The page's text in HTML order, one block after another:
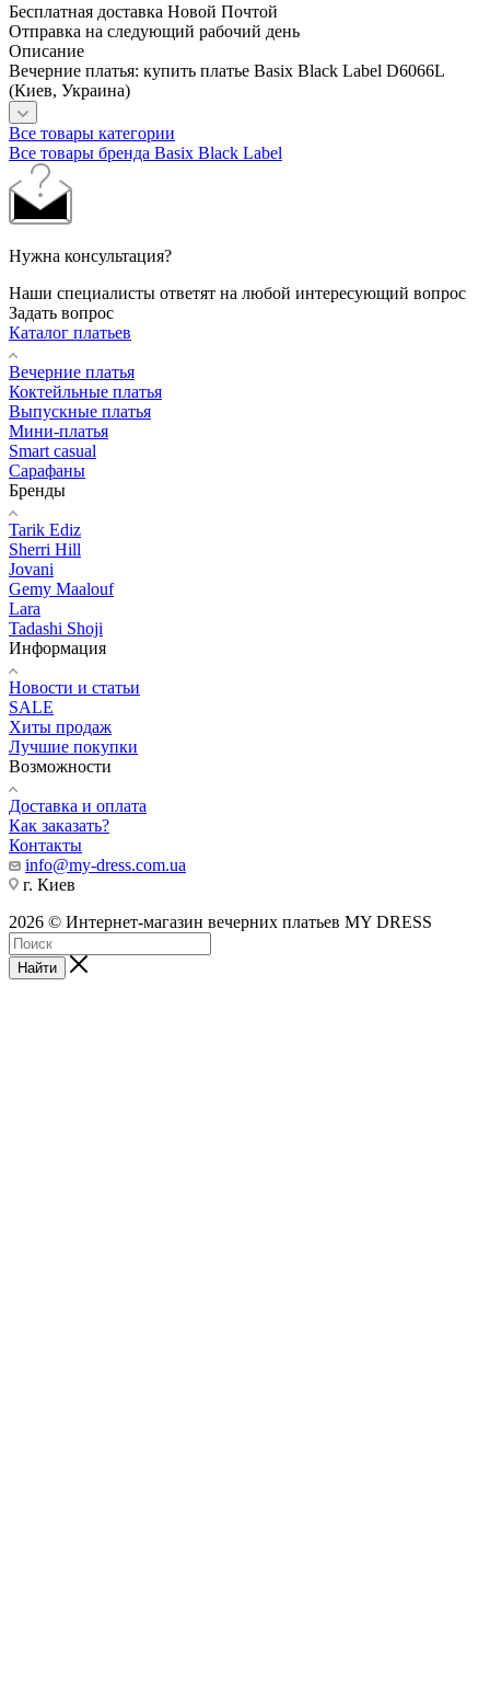
Бесплатная доставка Новой Почтой
Отправка на следующий рабочий день
Описание
Вечерние платья: купить платье Basix Black Label D6066L
(Киев, Украина)
Все товары категории
Все товары бренда Basix Black Label
Нужна консультация?
Наши специалисты ответят на любой интересующий вопрос
Задать вопрос
Каталог платьев
Вечерние платья
Коктейльные платья
Выпускные платья
Мини-платья
Smart casual
Сарафаны
Бренды
Tarik Ediz
Sherri Hill
Jovani
Gemy Maalouf
Lara
Tadashi Shoji
Информация
Новости и статьи
SALE
Хиты продаж
Лучшие покупки
Возможности
Доставка и оплата
Как заказать?
Контакты
info@my-dress.com.ua
г. Киев
2026 © Интернет-магазин вечерних платьев MY DRESS
Найти